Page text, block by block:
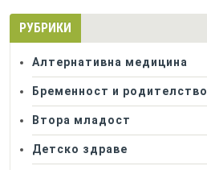
РУБРИКИ
Алтернативна медицина
Бременност и родителство
Втора младост
Детско здраве